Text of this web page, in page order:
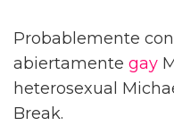
Probablemente
abiertamente gay
heterosexual
Break.